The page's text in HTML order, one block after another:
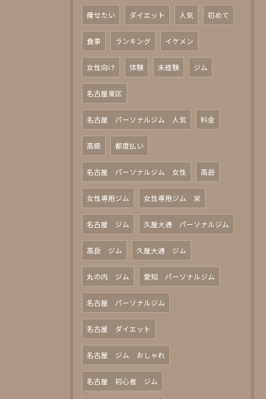
痩せたい ダイエット 人気 初めて
食事 ランキング イケメン
女性向け 体験 未経験 ジム
名古屋東区
名古屋 パーソナルジム 人気 料金
高級 都度払い
名古屋 パーソナルジム 女性 高岳
女性専用ジム 女性専用ジム 栄
名古屋 ジム 久屋大通 パーソナルジム
高岳 ジム 久屋大通 ジム
丸の内 ジム 愛知 パーソナルジム
名古屋 パーソナルジム
名古屋 ダイエット
名古屋 ジム おしゃれ
名古屋 初心者 ジム